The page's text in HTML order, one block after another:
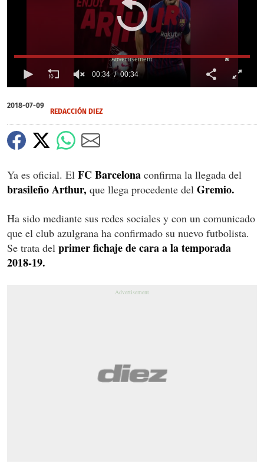
seconds
of
seconds
00:34 00:34
X
2018-07-09
REDACCIÓN DIEZ
Ya es oficial. El FC Barcelona confirma la llegada del
brasileño Arthur, que llega procedente del Gremio.
Ha sido mediante sus redes sociales y con un comunicado
que el club azulgrana ha confirmado su nuevo futbolista.
Se trata del primer fichaje de cara a la temporada
2018-19.